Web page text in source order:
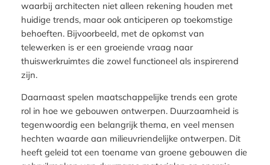
waarbij architecten niet alleen rekening houden met
huidige trends, maar ook anticiperen op toekomstige
behoeften. Bijvoorbeeld, met de opkomst van
telewerken is er een groeiende vraag naar
thuiswerkruimtes die zowel functioneel als inspirerend
zijn.
Daarnaast spelen maatschappelijke trends een grote
rol in hoe we gebouwen ontwerpen. Duurzaamheid is
tegenwoordig een belangrijk thema, en veel mensen
hechten waarde aan milieuvriendelijke ontwerpen. Dit
heeft geleid tot een toename van groene gebouwen die